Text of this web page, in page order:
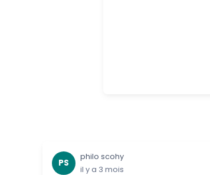
PS
philo scohy
il y a 3 mois